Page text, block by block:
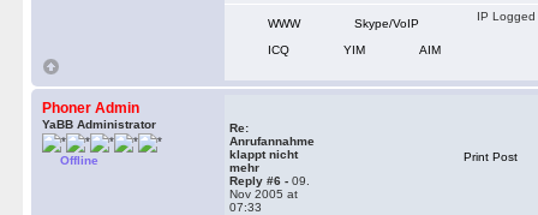
WWW
Skype/VoIP
ICQ
YIM AIM
IP Logged
Phoner Admin
YaBB Administrator
Offline
Re:
Anrufannahme
klappt nicht
mehr
Reply #6 - 09.
Nov 2005 at
07:33
Print Post